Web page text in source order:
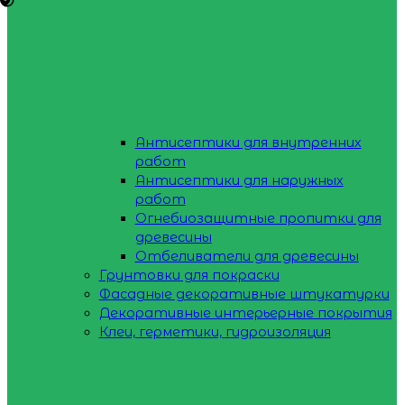
Антисептики для внутренних
работ
Антисептики для наружных
работ
Огнебиозащитные пропитки для
древесины
Отбеливатели для древесины
Грунтовки для покраски
Фасадные декоративные штукатурки
Декоративные интерьерные покрытия
Клеи, герметики, гидроизоляция